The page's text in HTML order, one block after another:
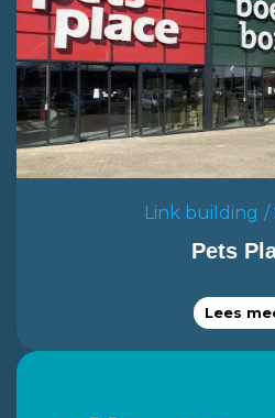
Link building
Pets
Lees